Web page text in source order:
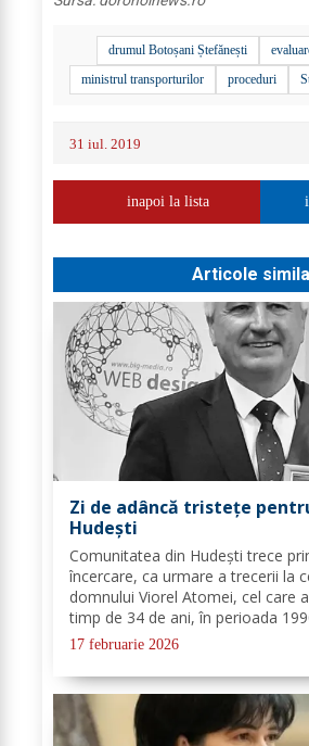
drumul Botoșani Ștefănești
ministrul transporturilor
proceduri
31 iul. 2019
inapoi la lista
Articole
Zi de adâncă tristețe
Hudești
Comunitatea din Hudești trece
încercare, ca urmare a trecerii la
domnului Viorel Atomei, cel care
timp de 34 de ani, în perioada
ultima perioadă s-a confruntat cu
sănătate, vestea dispariției sale
17 februarie 2026